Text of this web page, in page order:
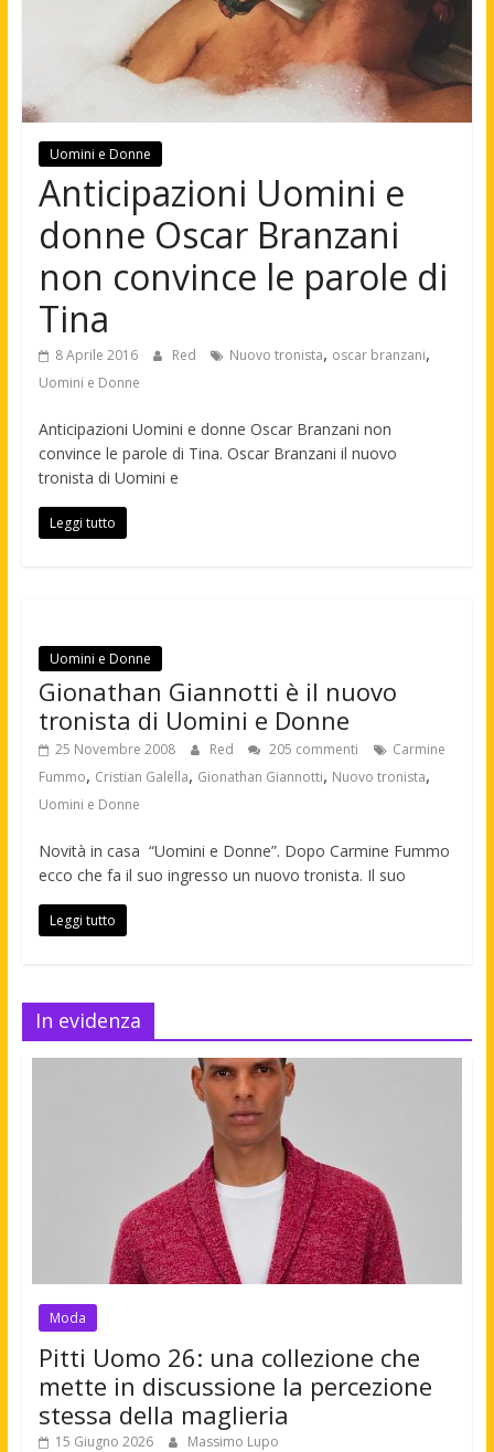
Uomini e Donne
Anticipazioni Uomini e
donne Oscar Branzani
non convince le parole di
Tina
8 Aprile 2016 Red Nuovo tronista, oscar branzani,
Uomini e Donne
Anticipazioni Uomini e donne Oscar Branzani non
convince le parole di Tina. Oscar Branzani il nuovo
tronista di Uomini e
Leggi tutto
Uomini e Donne
Gionathan Giannotti è il nuovo
tronista di Uomini e Donne
25 Novembre 2008 Red 205 commenti
Carmine
Fummo, Cristian Galella, Gionathan Giannotti, Nuovo tronista,
Uomini e Donne
Novità in casa “Uomini e Donne”. Dopo Carmine Fummo
ecco che fa il suo ingresso un nuovo tronista. Il suo
Leggi tutto
In evidenza
Moda
Pitti Uomo 26: una collezione che
mette in discussione la percezione
stessa della maglieria
15 Giugno 2026 Massimo Lupo